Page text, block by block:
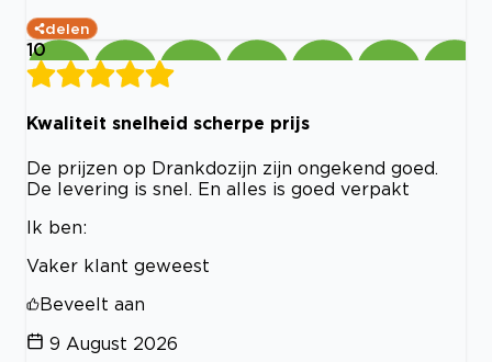
delen
10
Kwaliteit snelheid scherpe prijs
De prijzen op Drankdozijn zijn ongekend goed.
De levering is snel. En alles is goed verpakt
Ik ben:
Vaker klant geweest
Beveelt aan
9 August 2026